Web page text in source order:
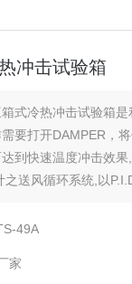
冲击试验箱
式冷热冲击试验箱
要打开DAMPER，
到快速温度冲击效
之送风循环系统,以
49A
家